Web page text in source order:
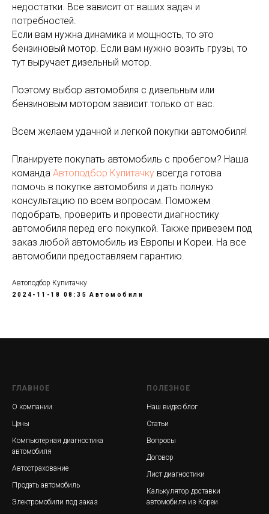
недостатки. Все зависит от ваших задач и
потребностей.
Если вам нужна динамика и мощность, то это
бензиновый мотор. Если вам нужно возить грузы, то
тут выручает дизельный мотор.
Поэтому выбор автомобиля с дизельным или
бензиновым мотором зависит только от вас.
Всем желаем удачной и легкой покупки автомобиля!
Планируете покупать автомобиль с пробегом? Наша
команда Автоподбор Купитачку всегда готова
помочь в покупке автомобиля и дать полную
консультацию по всем вопросам. Поможем
подобрать, проверить и провести диагностику
автомобиля перед его покупкой. Также привезем под
заказ любой автомобиль из Европы и Кореи. На все
автомобили предоставляем гарантию.
Автоподбор Купитачку
2024-11-18 08:35 Автомобили
ГЛАВНОЕ
О компании
Цены
Компьютерная диагностика
автомобиля
Автострахование
Продать автомобиль
Электромобили под заказ
ПОЛЕЗНОЕ
Наш видео блог
Статьи
Вопросы
Договор
Лист диагностики
Калькулятор доставки
автомобиля из Кореи